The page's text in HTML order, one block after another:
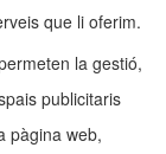
que li oferim.
la gestió,
publicitaris
pàgina web,